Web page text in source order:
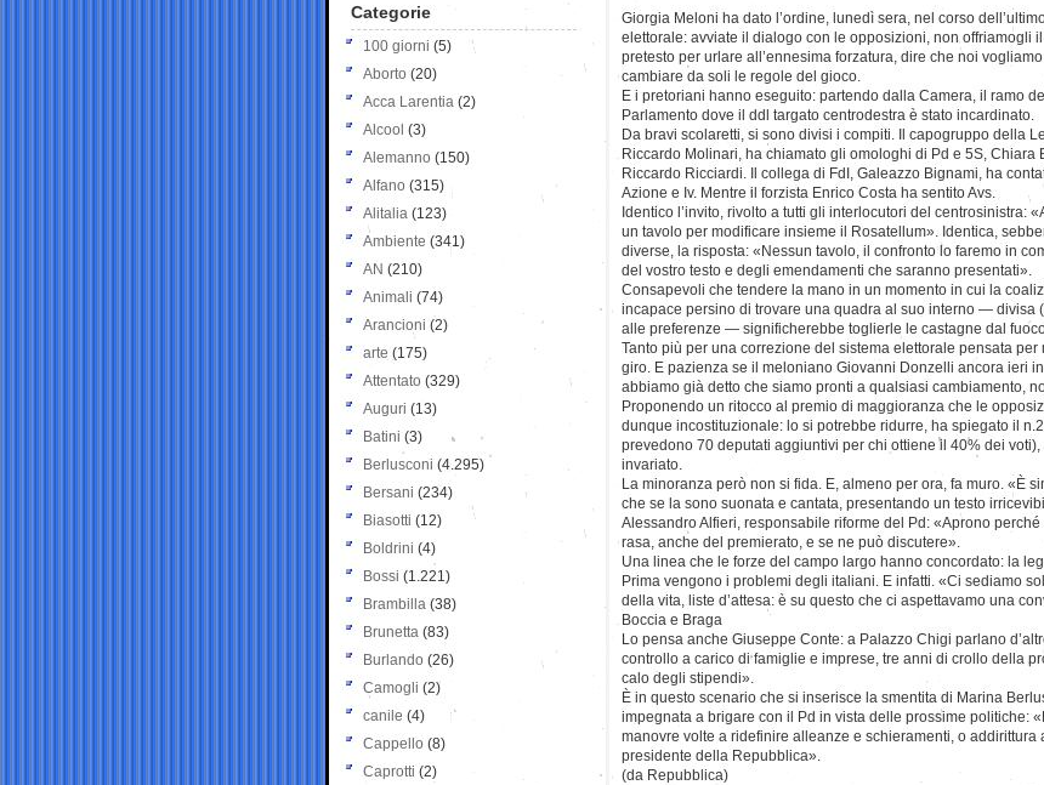
Giorgia Meloni ha dato l’ordine, lunedì sera, nel corso
elettorale: avviate il dialogo con le opposizioni, non offriamogli il
pretesto per urlare all’ennesima forzatura, dire che noi vogliamo
cambiare da soli le regole del gioco.
E i pretoriani hanno eseguito: partendo dalla Camera, il ramo del
Parlamento dove il ddl targato centrodestra è stato incardinato.
Da bravi scolaretti, si sono divisi i compiti. Il capogruppo della
Riccardo Molinari, ha chiamato gli omologhi di Pd e 5S, Chiara
Riccardo Ricciardi. Il collega di FdI, Galeazzo Bignami, ha
Azione e Iv. Mentre il forzista Enrico Costa ha sentito Avs.
Identico l’invito, rivolto a tutti gli interlocutori del centrosinistra:
un tavolo per modificare insieme il Rosatellum». Identica,
diverse, la risposta: «Nessun tavolo, il confronto lo faremo in
del vostro testo e degli emendamenti che saranno presentati».
Consapevoli che tendere la mano in un momento in cui la
incapace persino di trovare una quadra al suo interno — divisa
alle preferenze — significherebbe toglierle le castagne dal
Tanto più per una correzione del sistema elettorale pensata
giro. E pazienza se il meloniano Giovanni Donzelli ancora ieri
abbiamo già detto che siamo pronti a qualsiasi cambiamento,
Proponendo un ritocco al premio di maggioranza che le
dunque incostituzionale: lo si potrebbe ridurre, ha spiegato il
prevedono 70 deputati aggiuntivi per chi ottiene il 40% dei
invariato.
La minoranza però non si fida. E, almeno per ora, fa muro. «È
che se la sono suonata e cantata, presentando un testo
Alessandro Alfieri, responsabile riforme del Pd: «Aprono
rasa, anche del premierato, e se ne può discutere».
Una linea che le forze del campo largo hanno concordato: la
Prima vengono i problemi degli italiani. E infatti. «Ci sediamo
della vita, liste d’attesa: è su questo che ci aspettavamo una
Boccia e Braga
Lo pensa anche Giuseppe Conte: a Palazzo Chigi parlano
controllo a carico di famiglie e imprese, tre anni di crollo della
calo degli stipendi».
È in questo scenario che si inserisce la smentita di Marina
impegnata a brigare con il Pd in vista delle prossime politiche:
manovre volte a ridefinire alleanze e schieramenti, o addirittura
presidente della Repubblica».
(da Repubblica)
Categorie
100 giorni (5)
Aborto (20)
Acca Larentia (2)
Alcool (3)
Alemanno (150)
Alfano (315)
Alitalia (123)
Ambiente (341)
AN (210)
Animali (74)
Arancioni (2)
arte (175)
Attentato (329)
Auguri (13)
Batini (3)
Berlusconi (4.295)
Bersani (234)
Biasotti (12)
Boldrini (4)
Bossi (1.221)
Brambilla (38)
Brunetta (83)
Burlando (26)
Camogli (2)
canile (4)
Cappello (8)
Caprotti (2)